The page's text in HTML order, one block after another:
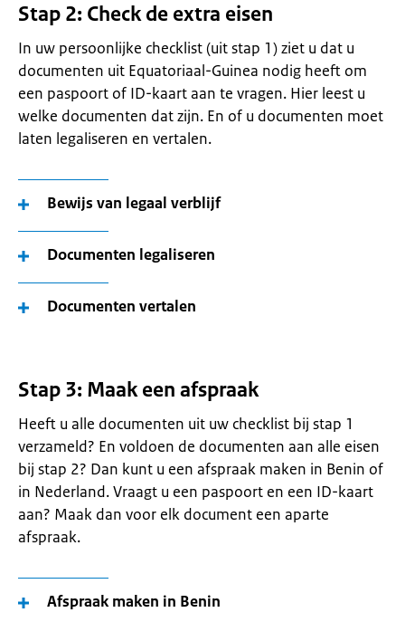
Stap 2: Check de extra eisen
In uw persoonlijke checklist (uit stap 1) ziet u dat u
documenten uit Equatoriaal-Guinea nodig heeft om
een paspoort of ID-kaart aan te vragen. Hier leest u
welke documenten dat zijn. En of u documenten moet
laten legaliseren en vertalen.
Bewijs van legaal verblijf
Documenten legaliseren
Documenten vertalen
Stap 3: Maak een afspraak
Heeft u alle documenten uit uw checklist bij stap 1
verzameld? En voldoen de documenten aan alle eisen
bij stap 2? Dan kunt u een afspraak maken in Benin of
in Nederland. Vraagt u een paspoort en een ID-kaart
aan? Maak dan voor elk document een aparte
afspraak.
Afspraak maken in Benin